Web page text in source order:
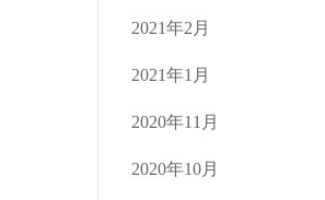
2021年2月
2021年1月
2020年11月
2020年10月